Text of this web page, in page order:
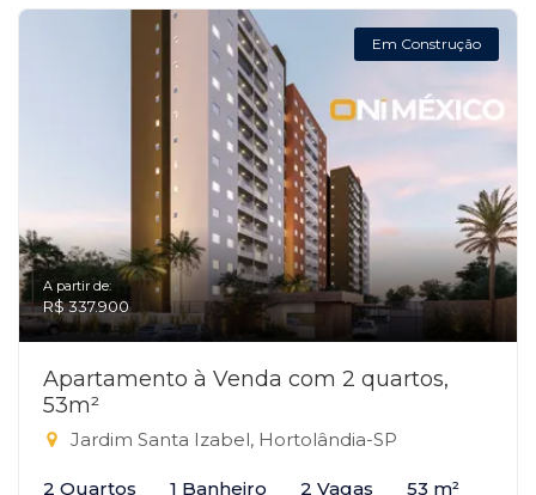
Em Construção
A partir de:
R$ 337.900
Apartamento à Venda com 2 quartos,
53m²
Jardim Santa Izabel, Hortolândia-SP
2 Quartos 1 Banheiro 2 Vagas 53 m²